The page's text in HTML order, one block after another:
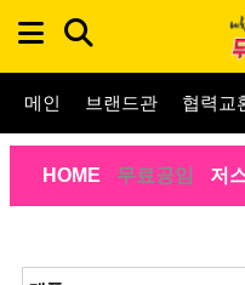
메인 브랜드관 협력교
HOME 무료공임 저